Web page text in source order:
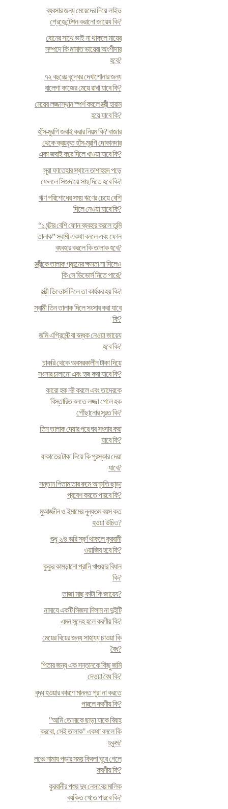
ব্যবসার জন্য মেয়েদের দিয়ে লাইভ
প্রেজেন্টেশন করানো জায়েয কি?
বোনের সাথে ভাই না থাকলে মায়ের
সম্পদে কি মামাত ভায়েরা অংশীদার
হবে?
৭২ বছরের বৃদ্ধের দেখাশোনার জন্য
বালেগা কাজের মেয়ে রাখা যাবে কি?
মেয়ের লজ্জাস্থান স্পর্শ করলে স্ত্রী হারাম
হয়ে যাবে কি?
হাঁস-মুরগি জবাই করার নিয়ম কি? বাজার
থেকে ক্রয়কৃত হাঁস-মুরগি দোকানদার
একা জবাই করে দিলে খাওয়া যাবে কি?
সূরা ফাতেহার স্থানে তাশাহহুদ পড়ে
ফেললে সিজদায়ে সাহু দিতে হবে কি?
ঋণ পরিশোধের সময় ঋণের চেয়ে বেশি
দিলে নেওয়া যাবে কি?
“১ ঘন্টার বেশি ফোন ব্যবহার করলে তুমি
তালাক” স্বামী একথা বললে এবং ফোন
ব্যবহার করলে কি তালাক হবে?
স্ত্রীকে তালাক গ্রহনের ক্ষমতা না দিলেও
কি সে ডিভোর্স নিতে পারে?
স্ত্রী ডিভোর্স দিলে তা কার্যকর হয় কি?
স্বামী তিন তালাক দিলে সংসার করা যাবে
কি?
জমি এগ্রিমেন্ট বা বন্ধক নেওয়া জায়েয
হবে কি?
চাকরি থেকে অবসরকালীন টাকা দিয়ে
সংসার চালানো এবং হজ করা যাবে কি?
কারো হক নষ্ট করলে এবং তাদেরকে
বিস্তারিত বলতে লজ্জা পেলে হক
পৌঁছানোর সূরত কি?
তিন তালাক দেয়ার পরে ঘর সংসার করা
যাবে কি?
যাকাতের টাকা দিয়ে কি পুরস্কার দেয়া
যাবে?
সন্তান পিতামাতার রুমে অনুমতি ছাড়া
প্রবেশ করতে পারবে কি?
মুআজ্জীন ও ইমামের নূন্যতম বয়স কত
হওয়া উচিত?
শুধু ২/৪ ভরি স্বর্ণ থাকলে কুরবানী
ওয়াজিব হবে কি?
কুকুর কামড়ানো প্রানি খাওয়ার বিধান
কি?
তাজা মাছ কাটা কি জায়েয?
নামাযে একটি সিজদা দিলাম না দুইটি
এমন সন্দেহ হলে করণীয় কি?
মেয়ের বিয়ের জন্য সাহায্য চাওয়া কি
বৈধ?
পিতার জন্য এক সন্তানকে কিছু জমি
দেওয়া বৈধ কি?
বৃদ্ধ হওয়ার কারণে মান্নত পুরা না করতে
পারলে করণীয় কি?
"আমি তোমাকে ছাড়া যাকে বিবাহ
করবো, সেই তালাক" একথা বললে কি
হুকুম?
লঞ্চে নামায পড়ার সময় কিবলা ঘুরে গেলে
করণীয় কি?
কুরবানীর পশুর দুধ নেসাবের মালিক
ব্যক্তি খেতে পারবে কি?